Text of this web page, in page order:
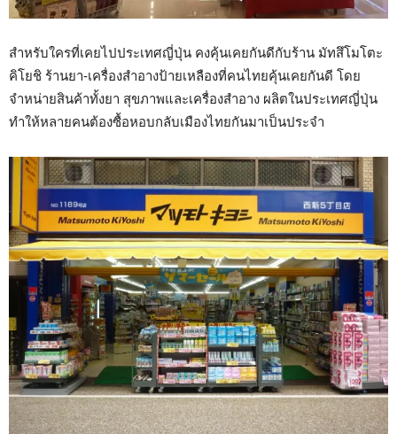
สำหรับใครที่เคยไปประเทศญี่ปุ่น คงคุ้นเคยกันดีกับร้าน มัทสึโมโตะ
คิโยชิ ร้านยา-เครื่องสำอางป้ายเหลืองที่คนไทยคุ้นเคยกันดี โดย
จำหน่ายสินค้าทั้งยา สุขภาพและเครื่องสำอาง ผลิตในประเทศญี่ปุ่น
ทำให้หลายคนต้องซื้อหอบกลับเมืองไทยกันมาเป็นประจำ